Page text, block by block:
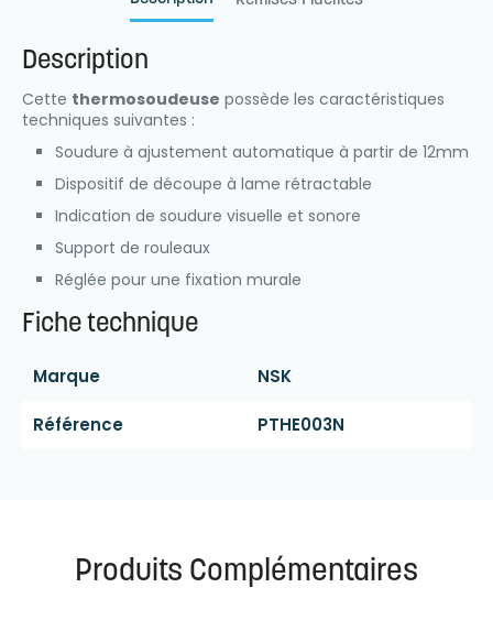
Description
Cette thermosoudeuse possède les caractéristiques
techniques suivantes :
Soudure à ajustement automatique à partir de 12mm
Dispositif de découpe à lame rétractable
Indication de soudure visuelle et sonore
Support de rouleaux
Réglée pour une fixation murale
Fiche technique
Marque NSK
Référence PTHE003N
Produits Complémentaires